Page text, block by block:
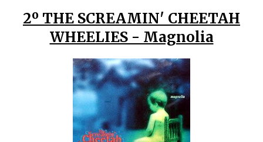
2º THE SCREAMIN' CHEETAH
WHEELIES - Magnolia